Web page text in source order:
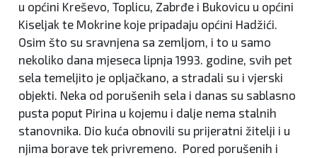
u općini Kreševo, Toplicu, Zabrđe i Bukovicu u općini
Kiseljak te Mokrine koje pripadaju općini Hadžići.
Osim što su sravnjena sa zemljom, i to u samo
nekoliko dana mjeseca lipnja 1993. godine, svih pet
sela temeljito je opljačkano, a stradali su i vjerski
objekti. Neka od porušenih sela i danas su sablasno
pusta poput Pirina u kojemu i dalje nema stalnih
stanovnika. Dio kuća obnovili su prijeratni žitelji i u
njima borave tek privremeno. Pored porušenih i